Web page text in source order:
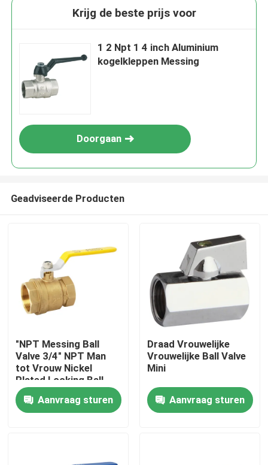
Thuis
Krijg de beste prijs voor
1 2 Npt 1 4 inch Aluminium
kogelkleppen Messing
Doorgaan
Geadviseerde Producten
"NPT Messing Ball
Valve 3/4" NPT Man
tot Vrouw Nickel
Plated Locking Ball
Valve
Aanvraag sturen
Draad Vrouwelijke
Vrouwelijke Ball Valve
Mini
Aanvraag sturen